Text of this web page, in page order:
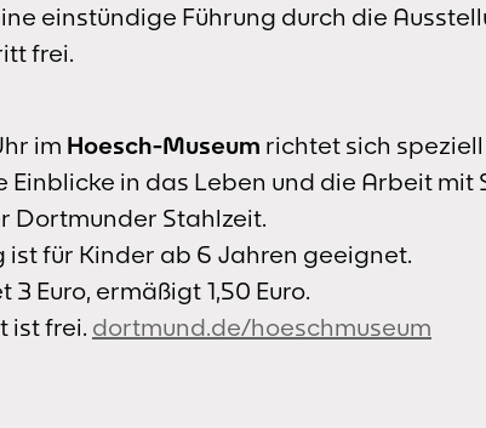
einstündige Führung durch die
frei.
im Hoesch-Museum richtet sich
in das Leben und die Arbeit mit
Dortmunder Stahlzeit.
ist für Kinder ab 6 Jahren geeignet.
Euro, ermäßigt 1,50 Euro.
ist frei. dortmund.de/hoeschmuseum